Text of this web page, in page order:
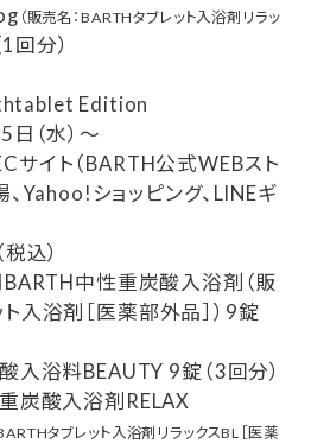
（販売名：BARTHタブレット入浴剤リラッ
回分）
Edition
（水）～
サイト（BARTH公式WEBスト
Yahoo!ショッピング、LINEギ
込）
BARTH中性重炭酸入浴剤（販
入浴剤［医薬部外品］）9錠
入浴料BEAUTY 9錠（3回分）
炭酸入浴剤RELAX
タブレット入浴剤リラックスBL［医薬